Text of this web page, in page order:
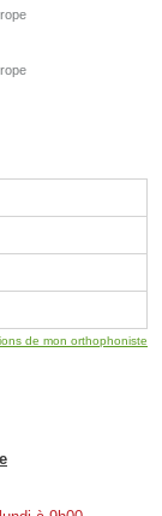
de mon orthophoniste